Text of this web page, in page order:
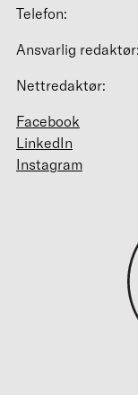
Telefon:
Ansvarlig redaktør:
Nettredaktør:
Facebook
LinkedIn
Instagram